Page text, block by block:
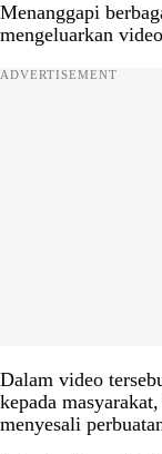
Menanggapi
mengeluarkan
ADVERTISEMENT
Dalam video
kepada
menyesali